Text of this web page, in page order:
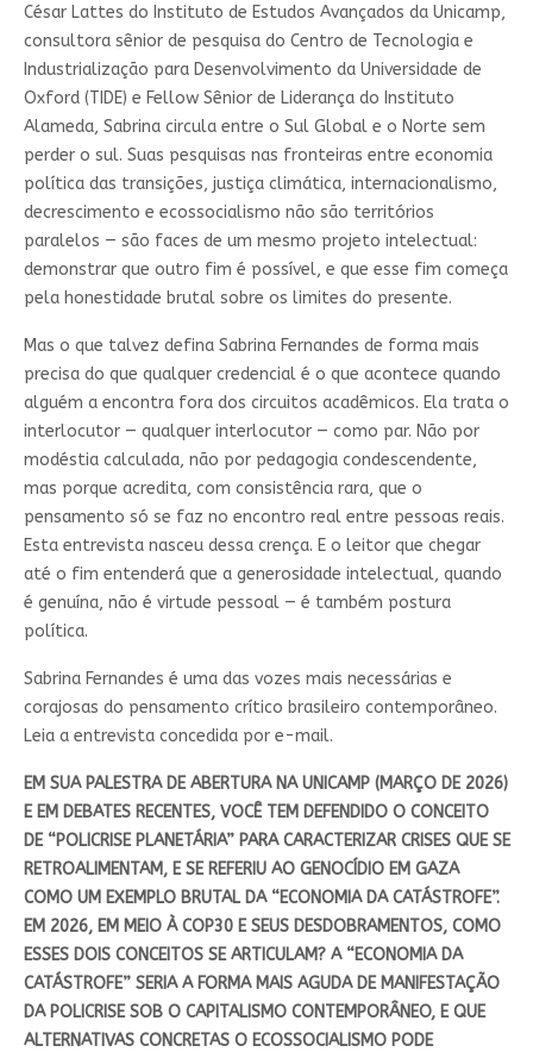
César Lattes do Instituto de Estudos Avançados da Unicamp,
consultora sênior de pesquisa do Centro de Tecnologia e
Industrialização para Desenvolvimento da Universidade de
Oxford (TIDE) e Fellow Sênior de Liderança do Instituto
Alameda, Sabrina circula entre o Sul Global e o Norte sem
perder o sul. Suas pesquisas nas fronteiras entre economia
política das transições, justiça climática, internacionalismo,
decrescimento e ecossocialismo não são territórios
paralelos — são faces de um mesmo projeto intelectual:
demonstrar que outro fim é possível, e que esse fim começa
pela honestidade brutal sobre os limites do presente.
Mas o que talvez defina Sabrina Fernandes de forma mais
precisa do que qualquer credencial é o que acontece quando
alguém a encontra fora dos circuitos acadêmicos. Ela trata o
interlocutor — qualquer interlocutor — como par. Não por
modéstia calculada, não por pedagogia condescendente,
mas porque acredita, com consistência rara, que o
pensamento só se faz no encontro real entre pessoas reais.
Esta entrevista nasceu dessa crença. E o leitor que chegar
até o fim entenderá que a generosidade intelectual, quando
é genuína, não é virtude pessoal — é também postura
política.
Sabrina Fernandes é uma das vozes mais necessárias e
corajosas do pensamento crítico brasileiro contemporâneo.
Leia a entrevista concedida por e-mail.
EM SUA PALESTRA DE ABERTURA NA UNICAMP (MARÇO DE 2026)
E EM DEBATES RECENTES, VOCÊ TEM DEFENDIDO O CONCEITO
DE “POLICRISE PLANETÁRIA” PARA CARACTERIZAR CRISES QUE SE
RETROALIMENTAM, E SE REFERIU AO GENOCÍDIO EM GAZA
COMO UM EXEMPLO BRUTAL DA “ECONOMIA DA CATÁSTROFE”.
EM 2026, EM MEIO À COP30 E SEUS DESDOBRAMENTOS, COMO
ESSES DOIS CONCEITOS SE ARTICULAM? A “ECONOMIA DA
CATÁSTROFE” SERIA A FORMA MAIS AGUDA DE MANIFESTAÇÃO
DA POLICRISE SOB O CAPITALISMO CONTEMPORÂNEO, E QUE
ALTERNATIVAS CONCRETAS O ECOSSOCIALISMO PODE